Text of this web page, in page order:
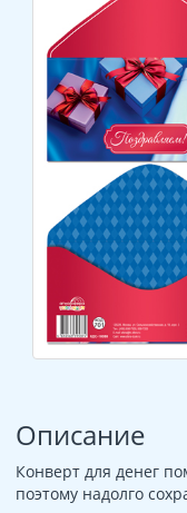
Описание
Конверт для денег
поэтому надолго